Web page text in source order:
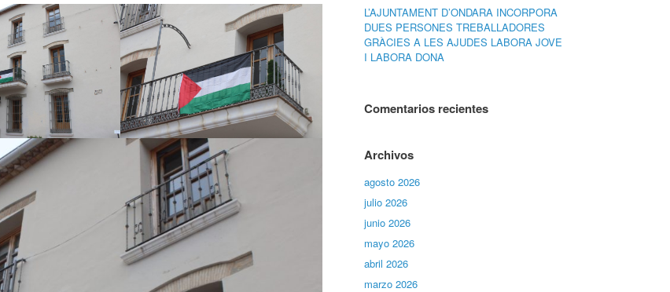
L’AJUNTAMENT D’ONDARA INCORPORA
DUES PERSONES TREBALLADORES
GRÀCIES A LES AJUDES LABORA JOVE
I LABORA DONA
Comentarios recientes
Archivos
agosto 2026
julio 2026
junio 2026
mayo 2026
abril 2026
marzo 2026